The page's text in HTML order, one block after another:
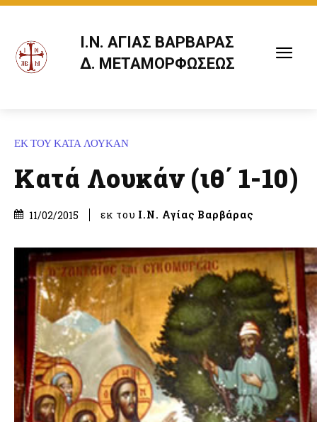
Ι.Ν. ΑΓΙΑΣ ΒΑΡΒΑΡΑΣ
Δ. ΜΕΤΑΜΟΡΦΩΣΕΩΣ
ΕΚ ΤΟΥ ΚΑΤΑ ΛΟΥΚΑΝ
Κατά Λουκάν (ιθ΄ 1-10)
11/02/2015 εκ του Ι.Ν. Αγίας Βαρβάρας